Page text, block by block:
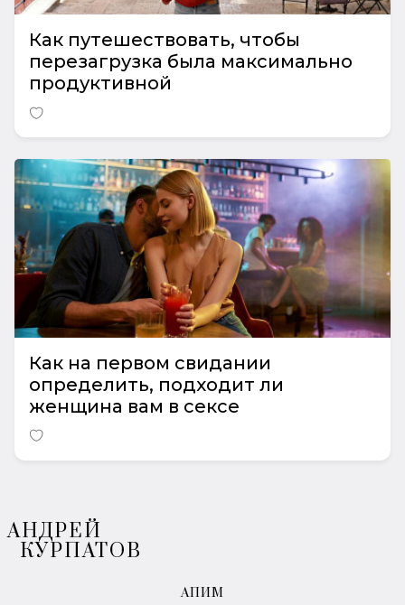
Как путешествовать, чтобы
перезагрузка была максимально
продуктивной
Как на первом свидании
определить, подходит ли
женщина вам в сексе
АНДРЕЙ
КУРПАТОВ
АПИМ